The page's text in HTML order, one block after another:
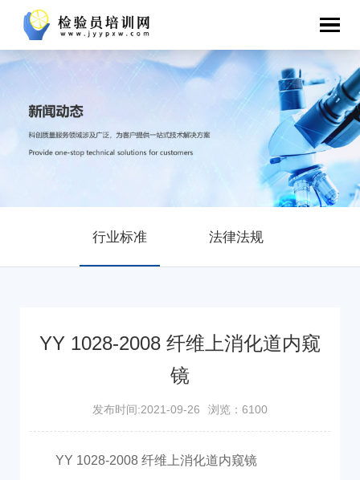
行业标准 法律法规
YY 1028-2008 纤维上消化道内窥
镜
发布时间:2021-09-26 浏览：6100
YY 1028-2008 纤维上消化道内窥镜